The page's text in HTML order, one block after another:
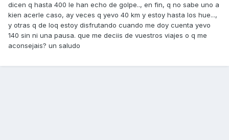
dicen q hasta 400 le han echo de golpe.., en fin, q no sabe uno a
kien acerle caso, ay veces q yevo 40 km y estoy hasta los hue...,
y otras q de loq estoy disfrutando cuando me doy cuenta yevo
140 sin ni una pausa. que me deciis de vuestros viajes o q me
aconsejais? un saludo